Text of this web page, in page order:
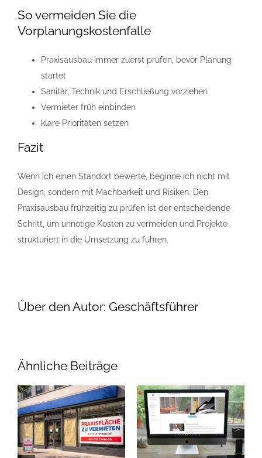
So vermeiden Sie die
Vorplanungskostenfalle
Praxisausbau immer zuerst prüfen, bevor Planung
startet
Sanitär, Technik und Erschließung vorziehen
Vermieter früh einbinden
klare Prioritäten setzen
Fazit
Wenn ich einen Standort bewerte, beginne ich nicht mit
Design, sondern mit Machbarkeit und Risiken. Den
Praxisausbau frühzeitig zu prüfen ist der entscheidende
Schritt, um unnötige Kosten zu vermeiden und Projekte
strukturiert in die Umsetzung zu führen.
Über den Autor: Geschäftsführer
Ähnliche Beiträge